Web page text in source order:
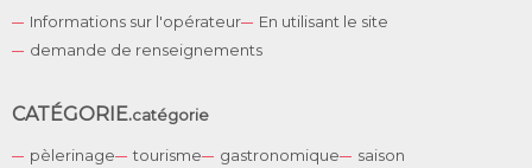
Informations sur l'opérateur
En utilisant le site
demande de renseignements
CATÉGORIE.catégorie
pèlerinage tourisme gastronomique
saison